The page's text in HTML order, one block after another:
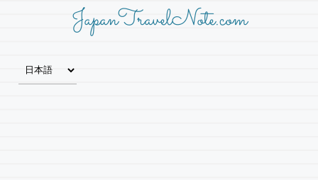
JapanTravelNote.com